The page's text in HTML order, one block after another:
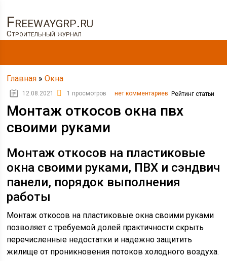
Freewaygrp.ru
Строительный журнал
Главная »Окна
12.08.2021 1 просмотров нет комментариев Рейтинг статьи
Монтаж откосов окна пвх
своими руками
Монтаж откосов на пластиковые
окна своими руками, ПВХ и сэндвич
панели, порядок выполнения
работы
Монтаж откосов на пластиковые окна своими руками
позволяет с требуемой долей практичности скрыть
перечисленные недостатки и надежно защитить
жилище от проникновения потоков холодного воздуха.